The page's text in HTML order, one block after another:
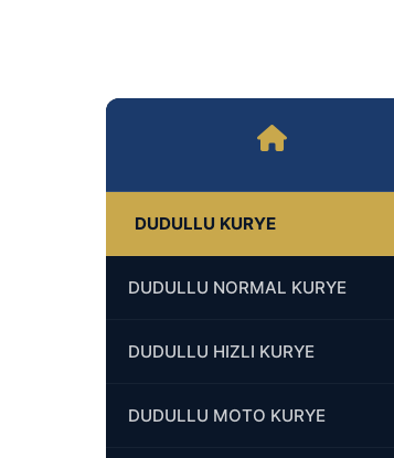
DUDULLU KURYE
DUDULLU NORMAL KURYE
DUDULLU HIZLI KURYE
DUDULLU MOTO KURYE